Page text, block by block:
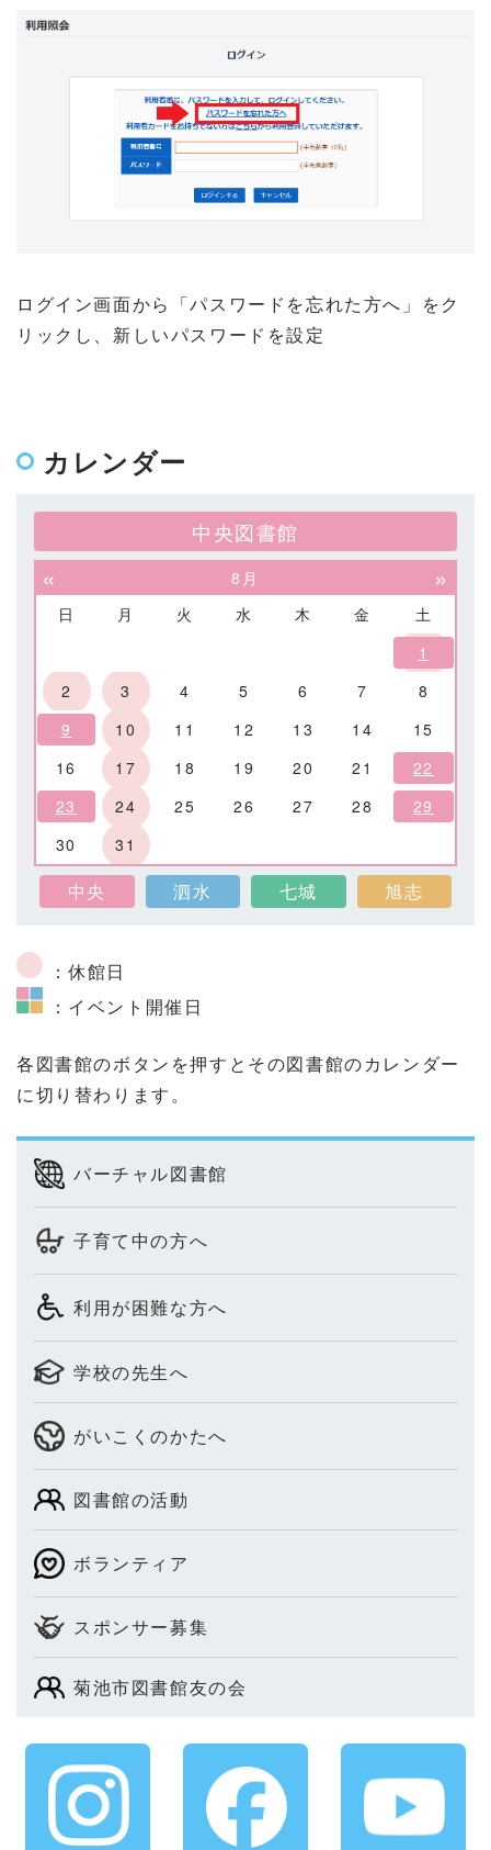
ログイン画面から「パスワードを忘れた方へ」をク
リックし、新しいパスワードを設定
カレンダー
中央図書館
« 8月 »
日 月 火 水 木 金
土
1
2
3 4 5 6 7
8
9
10 11 12 13 14
15
16
17 18 19 20 21
22
23
24 25 26 27 28
29
30
31
中央 泗水 七城 旭志
：休館日
：イベント開催日
各図書館のボタンを押すとその図書館のカレンダー
に切り替わります。
バーチャル図書館
子育て中の方へ
利用が困難な方へ
学校の先生へ
がいこくのかたへ
図書館の活動
ボランティア
スポンサー募集
菊池市図書館友の会